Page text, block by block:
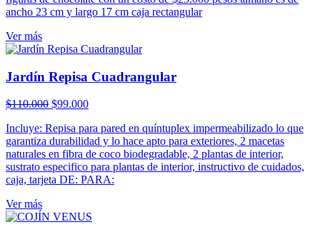
ancho 23 cm y largo 17 cm caja rectangular
Ver más
Jardín Repisa Cuadrangular
$110.000 El
original
era:
$110.000.
$99.000El
actual
es:
$99.000.
Incluye: Repisa para pared en quíntuplex impermeabilizado lo que
garantiza durabilidad y lo hace apto para exteriores, 2 macetas
naturales en fibra de coco biodegradable, 2 plantas de interior,
sustrato especifico para plantas de interior, instructivo de cuidados,
caja, tarjeta DE: PARA:
Ver más